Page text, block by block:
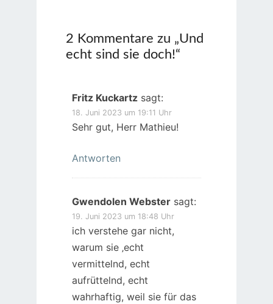
2 Kommentare zu „Und
echt sind sie doch!“
Fritz Kuckartz sagt:
18. Juni 2023 um 19:11 Uhr
Sehr gut, Herr Mathieu!
Antworten
Gwendolen Webster sagt:
19. Juni 2023 um 18:48 Uhr
ich verstehe gar nicht,
warum sie ‚echt
vermittelnd, echt
aufrüttelnd, echt
wahrhaftig, weil sie für das